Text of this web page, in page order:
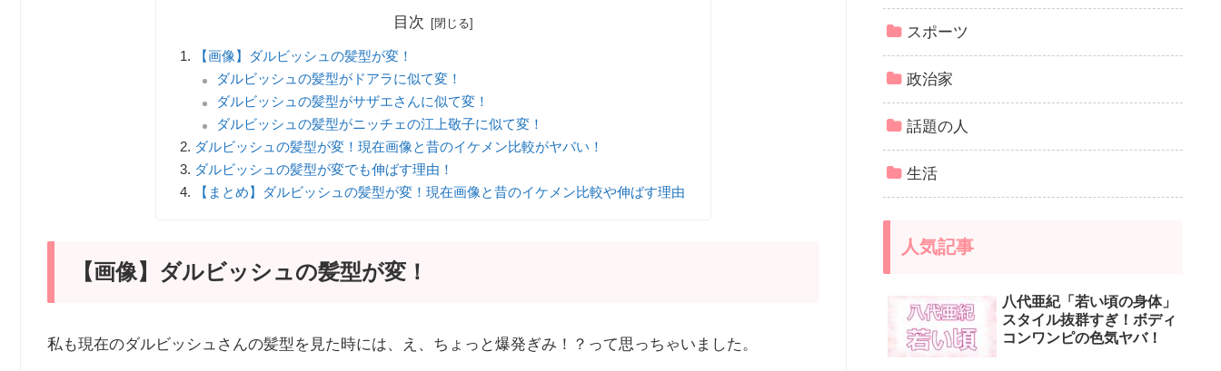
目次
【画像】ダルビッシュの髪型が変！
ダルビッシュの髪型がドアラに似て変！
ダルビッシュの髪型がサザエさんに似て変！
ダルビッシュの髪型がニッチェの江上敬子に似て変！
ダルビッシュの髪型が変！現在画像と昔のイケメン比較がヤバい！
ダルビッシュの髪型が変でも伸ばす理由！
【まとめ】ダルビッシュの髪型が変！現在画像と昔のイケメン比較や伸ばす理由
【画像】ダルビッシュの髪型が変！
私も現在のダルビッシュさんの髪型を見た時には、え、ちょっと爆発ぎみ！？って思っちゃいました。
スポーツ
政治家
話題の人
生活
人気記事
八代亜紀「若い頃の身体」
スタイル抜群すぎ！ボディ
コンワンピの色気ヤバ！